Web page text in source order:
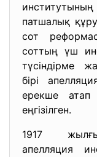
патшалық
сот
соттың үш
түсіндірме
бірі
ерекше атап
еңгізілген.
1917
апелляция